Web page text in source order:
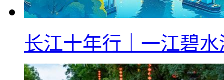
长江十年行｜一江碧